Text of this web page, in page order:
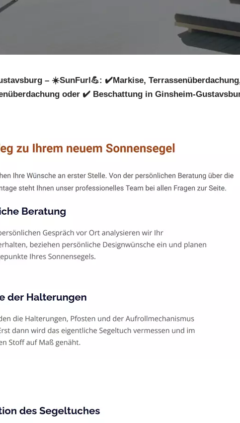
– ☀️SunFurl💪: ✔️Markise,
oder ✔️ Beschattung in Ginsheim-